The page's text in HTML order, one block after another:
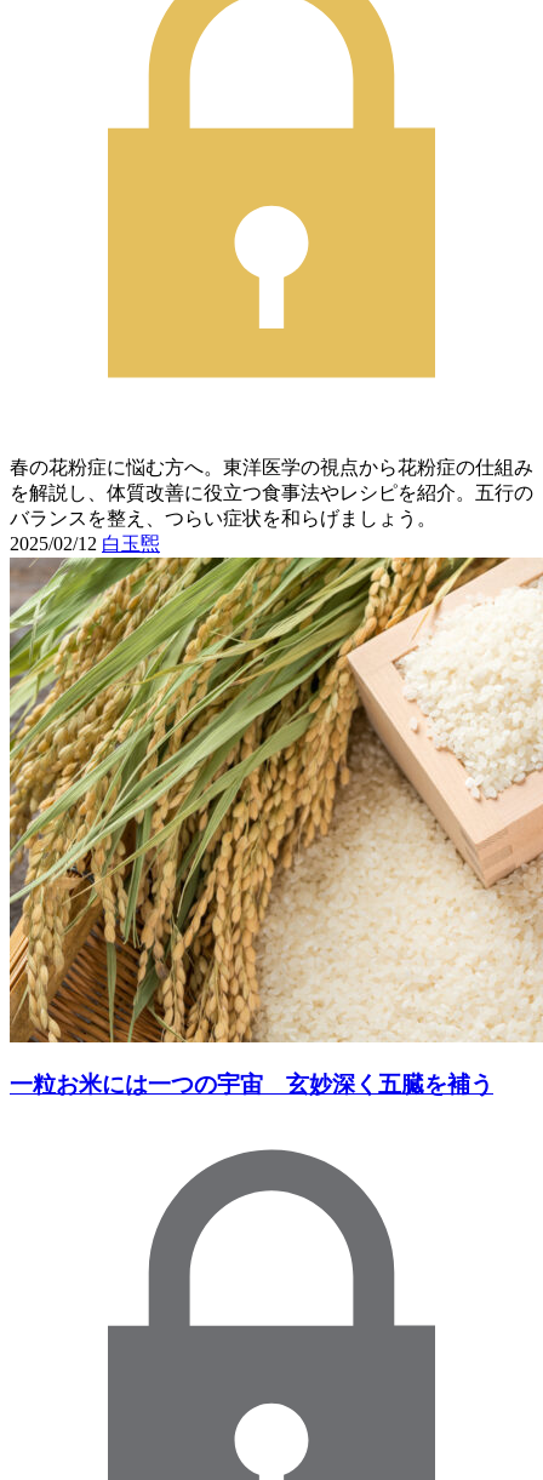
春の花粉症に悩む方へ。東洋医学の視点から花粉症の仕組み
を解説し、体質改善に役立つ食事法やレシピを紹介。五行の
バランスを整え、つらい症状を和らげましょう。
2025/02/12 白玉煕
一粒お米には一つの宇宙 玄妙深く五臓を補う